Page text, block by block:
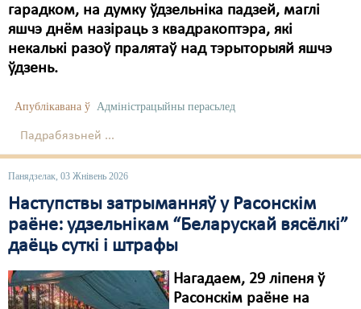
гарадком, на думку ўдзельніка падзей, маглі
яшчэ днём назіраць з квадракоптэра, які
некалькі разоў пралятаў над тэрыторыяй яшчэ
ўдзень.
Апублікавана ў Адміністрацыйны перасьлед
Падрабязьней ...
Панядзелак, 03 Жнівень 2026
Наступствы затрыманняў у Расонскім
раёне: удзельнікам “Беларускай вясёлкі”
даёць суткі і штрафы
Нагадаем, 29 ліпеня ў
Расонскім раёне на